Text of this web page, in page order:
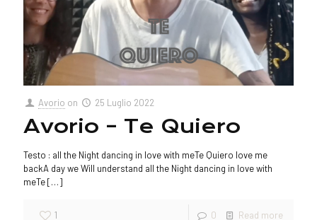
Avorio on 25 Luglio 2022
Avorio – Te Quiero
Testo : all the Night dancing in love with meTe Quiero love me
backA day we Will understand all the Night dancing in love with
meTe[…]
1 0 Read more